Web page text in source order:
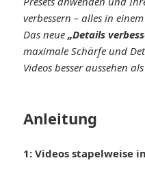
verbessern – alles in
Das neue„Details
maximale Schärfe und
Videos besser aussehen
Anleitung
1: Videos stapelweise